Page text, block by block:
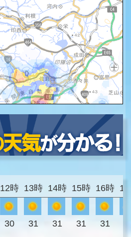
12時 13時 14時 15時 16時
30 31 31 31 31